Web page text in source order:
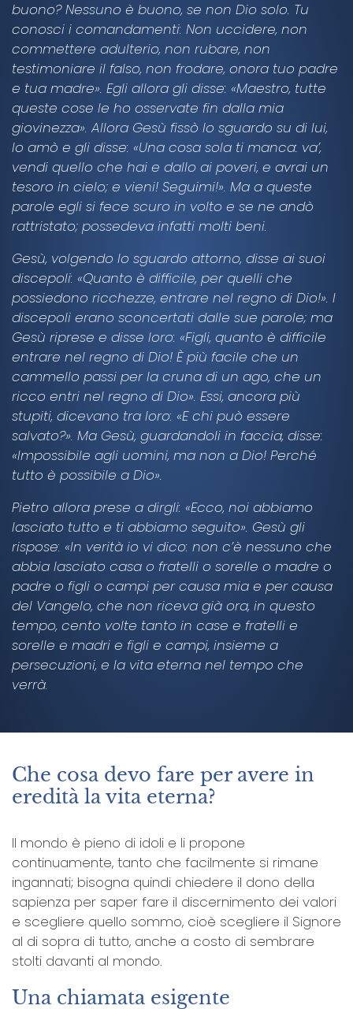
buono? Nessuno è buono, se non Dio solo. Tu
conosci i comandamenti: Non uccidere, non
commettere adulterio, non rubare, non
testimoniare il falso, non frodare, onora tuo padre
e tua madre». Egli allora gli disse: «Maestro, tutte
queste cose le ho osservate fin dalla mia
giovinezza». Allora Gesù fissò lo sguardo su di lui,
lo amò e gli disse: «Una cosa sola ti manca: va’,
vendi quello che hai e dallo ai poveri, e avrai un
tesoro in cielo; e vieni! Seguimi!». Ma a queste
parole egli si fece scuro in volto e se ne andò
rattristato; possedeva infatti molti beni.
Gesù, volgendo lo sguardo attorno, disse ai suoi
discepoli: «Quanto è difficile, per quelli che
possiedono ricchezze, entrare nel regno di Dio!». I
discepoli erano sconcertati dalle sue parole; ma
Gesù riprese e disse loro: «Figli, quanto è difficile
entrare nel regno di Dio! È più facile che un
cammello passi per la cruna di un ago, che un
ricco entri nel regno di Dio». Essi, ancora più
stupiti, dicevano tra loro: «E chi può essere
salvato?». Ma Gesù, guardandoli in faccia, disse:
«Impossibile agli uomini, ma non a Dio! Perché
tutto è possibile a Dio».
Pietro allora prese a dirgli: «Ecco, noi abbiamo
lasciato tutto e ti abbiamo seguito». Gesù gli
rispose: «In verità io vi dico: non c’è nessuno che
abbia lasciato casa o fratelli o sorelle o madre o
padre o figli o campi per causa mia e per causa
del Vangelo, che non riceva già ora, in questo
tempo, cento volte tanto in case e fratelli e
sorelle e madri e figli e campi, insieme a
persecuzioni, e la vita eterna nel tempo che
verrà.
Che cosa devo fare per avere in
eredità la vita eterna?
Il mondo è pieno di idoli e li propone
continuamente, tanto che facilmente si rimane
ingannati; bisogna quindi chiedere il dono della
sapienza per saper fare il discernimento dei valori
e scegliere quello sommo, cioè scegliere il Signore
al di sopra di tutto, anche a costo di sembrare
stolti davanti al mondo.
Una chiamata esigente